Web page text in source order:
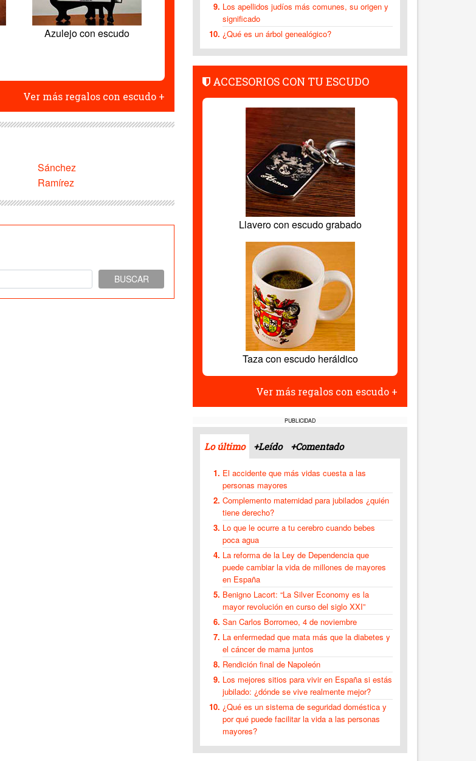
Azulejo con escudo
Ver más regalos con escudo +
Sánchez
Ramírez
BUSCAR
Los apellidos judíos más comunes, su origen y
significado
¿Qué es un árbol genealógico?
ACCESORIOS CON TU ESCUDO
Llavero con escudo grabado
Taza con escudo heráldico
Ver más regalos con escudo +
PUBLICIDAD
Lo último +Leído +Comentado
El accidente que más vidas cuesta a las
personas mayores
Complemento maternidad para jubilados ¿quién
tiene derecho?
Lo que le ocurre a tu cerebro cuando bebes
poca agua
La reforma de la Ley de Dependencia que
puede cambiar la vida de millones de mayores
en España
Benigno Lacort: “La Silver Economy es la
mayor revolución en curso del siglo XXI”
San Carlos Borromeo, 4 de noviembre
La enfermedad que mata más que la diabetes y
el cáncer de mama juntos
Rendición final de Napoleón
Los mejores sitios para vivir en España si estás
jubilado: ¿dónde se vive realmente mejor?
¿Qué es un sistema de seguridad doméstica y
por qué puede facilitar la vida a las personas
mayores?